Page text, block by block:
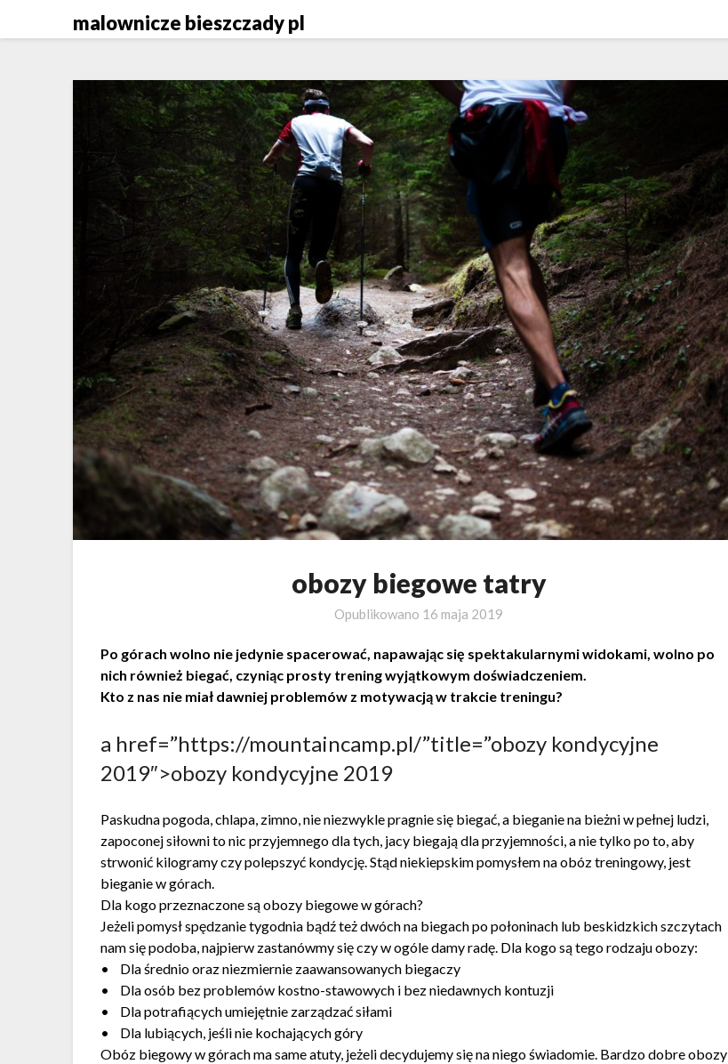
malownicze bieszczady pl
obozy biegowe tatry
Opublikowano 16 maja 2019
Po górach wolno nie jedynie spacerować, napawając się spektakularnymi widokami, wolno po
nich również biegać, czyniąc prosty trening wyjątkowym doświadczeniem.
Kto z nas nie miał dawniej problemów z motywacją w trakcie treningu?
a href=”https://mountaincamp.pl/”title=”obozy kondycyjne
2019″>obozy kondycyjne 2019
Paskudna pogoda, chlapa, zimno, nie niezwykle pragnie się biegać, a bieganie na bieżni w pełnej ludzi,
zapoconej siłowni to nic przyjemnego dla tych, jacy biegają dla przyjemności, a nie tylko po to, aby
strwonić kilogramy czy polepszyć kondycję. Stąd niekiepskim pomysłem na obóz treningowy, jest
bieganie w górach.
Dla kogo przeznaczone są obozy biegowe w górach?
Jeżeli pomysł spędzanie tygodnia bądź też dwóch na biegach po połoninach lub beskidzkich szczytach
nam się podoba, najpierw zastanówmy się czy w ogóle damy radę. Dla kogo są tego rodzaju obozy:
• Dla średnio oraz niezmiernie zaawansowanych biegaczy
• Dla osób bez problemów kostno-stawowych i bez niedawnych kontuzji
• Dla potrafiących umiejętnie zarządzać siłami
• Dla lubiących, jeśli nie kochających góry
Obóz biegowy w górach ma same atuty, jeżeli decydujemy się na niego świadomie. Bardzo dobre obozy